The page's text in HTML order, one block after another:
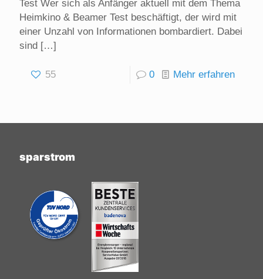
Test Wer sich als Anfänger aktuell mit dem Thema
Heimkino & Beamer Test beschäftigt, der wird mit
einer Unzahl von Informationen bombardiert. Dabei
sind […]
55 0 Mehr erfahren
sparstrom